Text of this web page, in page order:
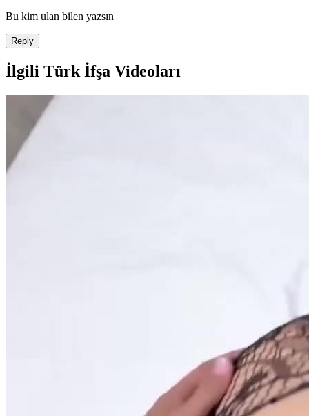
Bu kim ulan bilen yazsın
Reply
İlgili Türk İfşa Videoları